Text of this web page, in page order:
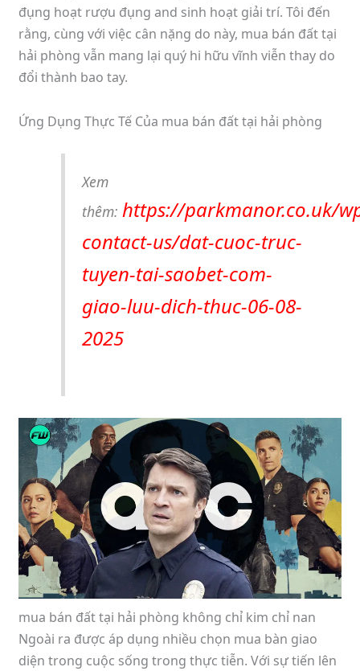
đụng hoạt rượu đụng and sinh hoạt giải trí. Tôi đến
rằng, cùng với việc cân nặng do này, mua bán đất tại
hải phòng vẫn mang lại quý hi hữu vĩnh viễn thay do
đổi thành bao tay.
Ứng Dụng Thực Tế Của mua bán đất tại hải phòng
Xem
thêm:https://parkmanor.co.uk/
contact-us/dat-cuoc-truc-
tuyen-tai-saobet-com-
giao-luu-dich-thuc-06-08-
2025
mua bán đất tại hải phòng không chỉ kim chỉ nan
Ngoài ra được áp dụng nhiều chọn mua bàn giao
diện trong cuộc sống trong thực tiễn. Với sự tiến lên